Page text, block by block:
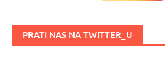
PRATI NAS NA TWITTER_U